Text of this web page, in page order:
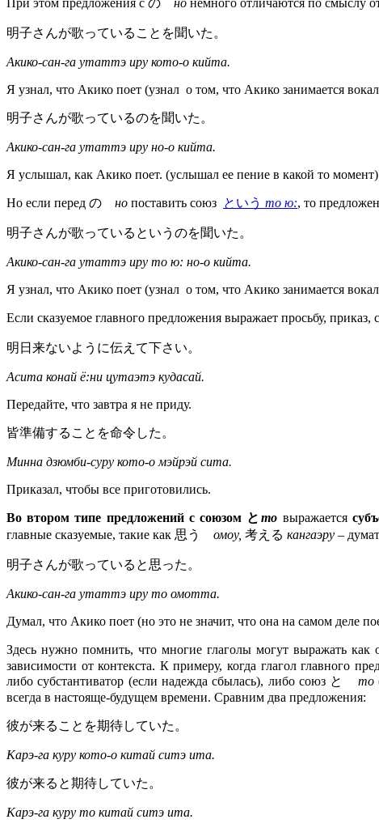
При этом предложения с の но немного отличаются по смыслу
明子さんが歌っていることを聞いた。
Акико-сан-га утаттэ иру кото-о кийта.
Я узнал, что Акико поет (узнал о том, что Акико занимается
明子さんが歌っているのを聞いた。
Акико-сан-га утаттэ иру но-о кийта.
Я услышал, как Акико поет. (услышал ее пение в какой то момент)
Но если перед の но поставить союз という то ю:, то
明子さんが歌っているというのを聞いた。
Акико-сан-га утаттэ иру то ю: но-о кийта.
Я узнал, что Акико поет (узнал о том, что Акико занимается
Если сказуемое главного предложения выражает просьбу,
明日来ないように伝えて下さい。
Асита конай ё:ни цутаэтэ кудасай.
Передайте, что завтра я не приду.
皆準備することを命令した。
Минна дзюмби-суру кото-о мэйрэй сита.
Приказал, чтобы все приготовились.
Во втором типе предложений с союзом とто выражается
главные сказуемые, такие как 思う омоу, 考える кангаэру –
明子さんが歌っていると思った。
Акико-сан-га утаттэ иру то омотта.
Думал, что Акико поет (но это не значит, что она на самом деле
Здесь нужно помнить, что многие глаголы могут выражать
зависимости от контекста. К примеру, когда глагол главного
либо субстантиватор (если надежда сбылась), либо союз と то
всегда в настояще-будущем времени. Сравним два предложения:
彼が来ることを期待していた。
Карэ-га куру кото-о китай ситэ ита.
彼が来ると期待していた。
Карэ-га куру то китай ситэ ита.